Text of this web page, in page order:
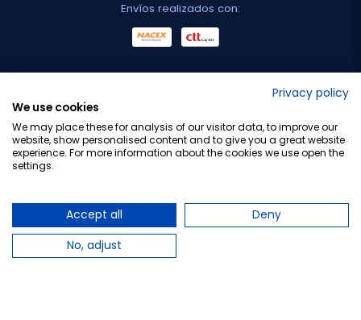
Envíos realizados con:
Privacy policy
We use cookies
We may place these for analysis of our visitor data, to improve our
website, show personalised content and to give you a great website
experience. For more information about the cookies we use open the
settings.
Accept all
Deny
No, adjust